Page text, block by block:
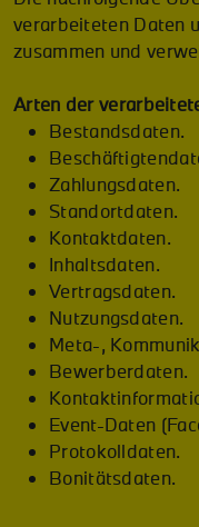
verarbeiteten Daten
zusammen und
Arten der
Bestandsdaten.
Zahlungsdaten.
Standortdaten.
Kontaktdaten.
Inhaltsdaten.
Vertragsdaten.
Nutzungsdaten.
Meta-,
Bewerberdaten.
Event-Daten
Protokolldaten.
Bonitätsdaten.